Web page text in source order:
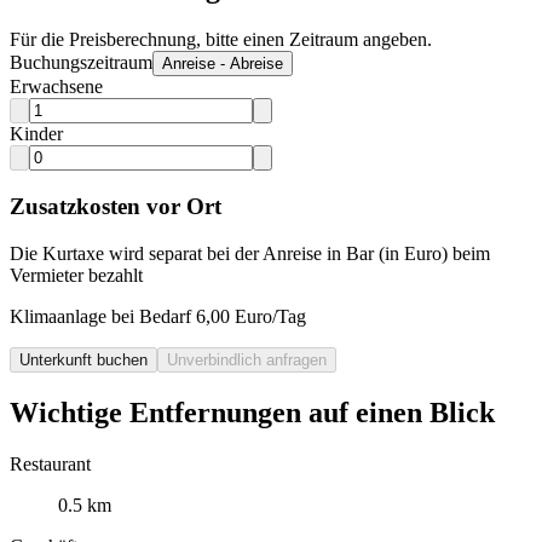
Für die Preisberechnung, bitte einen Zeitraum angeben.
Buchungszeitraum Anreise - Abreise
Erwachsene
Kinder
Zusatzkosten vor Ort
Die Kurtaxe wird separat bei der Anreise in Bar (in Euro) beim
Vermieter bezahlt
Klimaanlage bei Bedarf 6,00 Euro/Tag
Unterkunft buchen Unverbindlich anfragen
Wichtige Entfernungen auf einen Blick
Restaurant
0.5 km